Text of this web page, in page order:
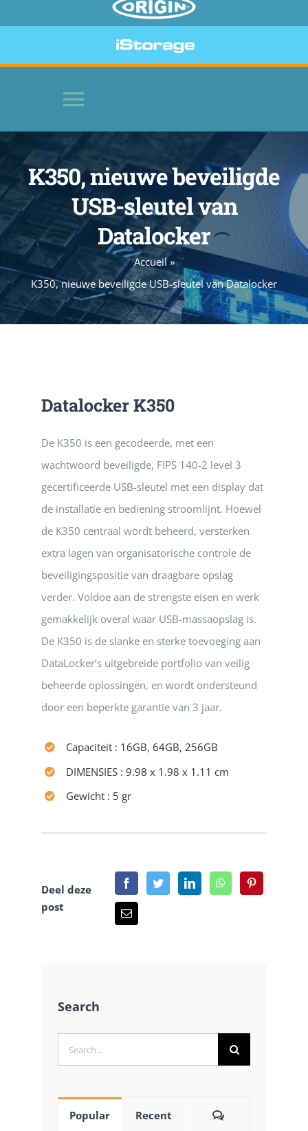
Toggle
Navigation
HOME
SOFTWARE
BEVEILIGDE APPARATEN
WEBSITE
K350, nieuwe beveiligde
USB-sleutel van
Datalocker
Accueil»
K350, nieuwe beveiligde USB-sleutel van Datalocker
Datalocker K350
De K350 is een gecodeerde, met een
wachtwoord beveiligde, FIPS 140-2 level 3
gecertificeerde USB-sleutel met een display dat
de installatie en bediening stroomlijnt. Hoewel
de K350 centraal wordt beheerd, versterken
extra lagen van organisatorische controle de
beveiligingspositie van draagbare opslag
verder. Voldoe aan de strengste eisen en werk
gemakkelijk overal waar USB-massaopslag is.
De K350 is de slanke en sterke toevoeging aan
DataLocker’s uitgebreide portfolio van veilig
beheerde oplossingen, en wordt ondersteund
door een beperkte garantie van 3 jaar.
Capaciteit : 16GB, 64GB, 256GB
DIMENSIES : 9.98 x 1.98 x 1.11 cm
Gewicht : 5 gr
Deel deze
post
Search
Search
for:
Popular Recent Comments